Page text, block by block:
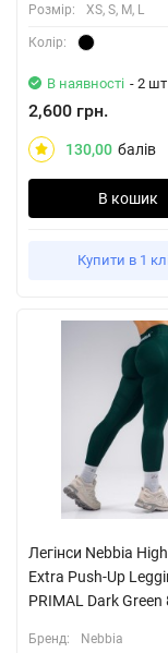
Розмiр: XS, S, M, L
Колiр:
В наявності - 2 шт
2,600 грн.
130,00 балів
В кошик
Купити в 1
Легінси Nebbia
Extra Push-Up
PRIMAL Dark Green
Бренд: Nebbia